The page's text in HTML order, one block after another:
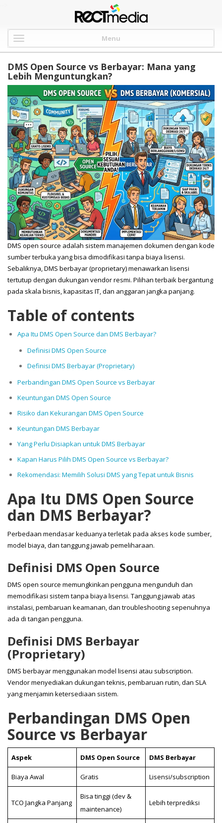
Menu
DMS Open Source vs Berbayar: Mana yang
Lebih Menguntungkan?
DMS open source adalah sistem manajemen dokumen dengan kode
sumber terbuka yang bisa dimodifikasi tanpa biaya lisensi.
Sebaliknya, DMS berbayar (proprietary) menawarkan lisensi
tertutup dengan dukungan vendor resmi. Pilihan terbaik bergantung
pada skala bisnis, kapasitas IT, dan anggaran jangka panjang.
Table of contents
Apa Itu DMS Open Source dan DMS Berbayar?
Definisi DMS Open Source
Definisi DMS Berbayar (Proprietary)
Perbandingan DMS Open Source vs Berbayar
Keuntungan DMS Open Source
Risiko dan Kekurangan DMS Open Source
Keuntungan DMS Berbayar
Yang Perlu Disiapkan untuk DMS Berbayar
Kapan Harus Pilih DMS Open Source vs Berbayar?
Rekomendasi: Memilih Solusi DMS yang Tepat untuk Bisnis
Apa Itu DMS Open Source
dan DMS Berbayar?
Perbedaan mendasar keduanya terletak pada akses kode sumber,
model biaya, dan tanggung jawab pemeliharaan.
Definisi DMS Open Source
DMS open source memungkinkan pengguna mengunduh dan
memodifikasi sistem tanpa biaya lisensi. Tanggung jawab atas
instalasi, pembaruan keamanan, dan troubleshooting sepenuhnya
ada di tangan pengguna.
Definisi DMS Berbayar
(Proprietary)
DMS berbayar menggunakan model lisensi atau subscription.
Vendor menyediakan dukungan teknis, pembaruan rutin, dan SLA
yang menjamin ketersediaan sistem.
Perbandingan DMS Open
Source vs Berbayar
Aspek DMS Open Source DMS Berbayar
Biaya Awal Gratis Lisensi/subscription
TCO Jangka Panjang
Bisa tinggi (dev &
maintenance)
Lebih terprediksi